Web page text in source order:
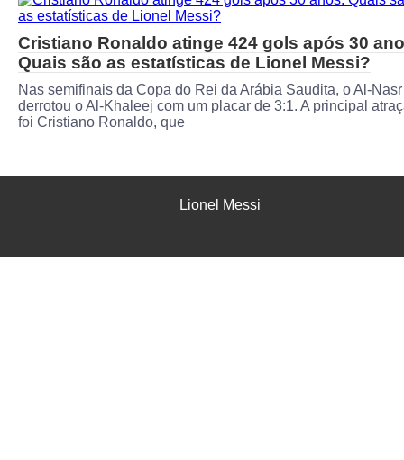
Cristiano Ronaldo atinge 424 gols após 30
Quais são as estatísticas de Lionel Messi?
Nas semifinais da Copa do Rei da Arábia Saudita, o Al-Nasr
derrotou o Al-Khaleej com um placar de 3:1. A principal
foi Cristiano Ronaldo, que
Lionel Messi